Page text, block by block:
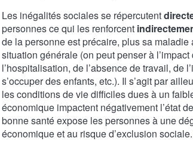
Les inégalités sociales se répercutent
personnes ce qui les renforcent
de la personne est précaire, plus sa maladie
situation générale (on peut penser à l’impact
l’hospitalisation, de l’absence de travail, de
s’occuper des enfants, etc.). Il s’agit par
les conditions de vie difficiles dues à un
économique impactent négativement l’état
bonne santé expose les personnes à une
économique et au risque d’exclusion sociale.